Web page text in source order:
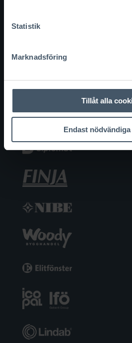
Statistik
Marknadsföring
Tillåt alla
Endast